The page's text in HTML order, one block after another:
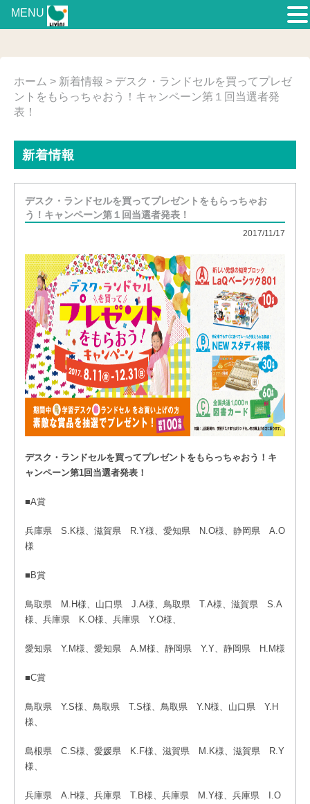
ホーム > 新着情報 > デスク・ランドセルを買ってプレゼ
ントをもらっちゃおう！キャンペーン第１回当選者発
表！
新着情報
デスク・ランドセルを買ってプレゼントをもらっちゃお
う！キャンペーン第１回当選者発表！
2017/11/17
デスク・ランドセルを買ってプレゼントをもらっちゃおう！キ
ャンペーン第1回当選者発表！
■A賞
兵庫県 S.K様、滋賀県 R.Y様、愛知県 N.O様、静岡県 A.O
様
■B賞
鳥取県 M.H様、山口県 J.A様、鳥取県 T.A様、滋賀県 S.A
様、兵庫県 K.O様、兵庫県 Y.O様、
愛知県 Y.M様、愛知県 A.M様、静岡県 Y.Y、静岡県 H.M様
■C賞
鳥取県 Y.S様、鳥取県 T.S様、鳥取県 Y.N様、山口県 Y.H
様、
島根県 C.S様、愛媛県 K.F様、滋賀県 M.K様、滋賀県 R.Y
様、
兵庫県 A.H様、兵庫県 T.B様、兵庫県 M.Y様、兵庫県 I.O
MENU